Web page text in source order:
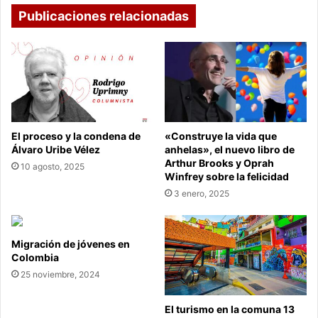
Publicaciones relacionadas
El proceso y la condena de
Álvaro Uribe Vélez
10 agosto, 2025
«Construye la vida que
anhelas», el nuevo libro de
Arthur Brooks y Oprah
Winfrey sobre la felicidad
3 enero, 2025
Migración de jóvenes en
Colombia
25 noviembre, 2024
El turismo en la comuna 13